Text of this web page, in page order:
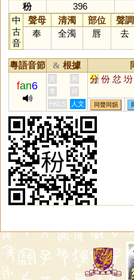
秎
396
中
古
音
聲母 清濁 部位 聲調
奉
全濁 唇 去
粵語音節 & 根據
fan6
黃 周 分 份 忿 坋
李
何
HKLS
人文 同聲同韻